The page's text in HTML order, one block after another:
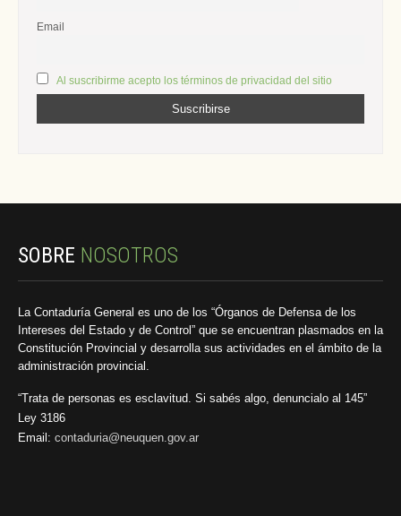
Email
Al suscribirme acepto los términos de privacidad del sitio
SOBRE NOSOTROS
La Contaduría General es uno de los “Órganos de Defensa de los
Intereses del Estado y de Control” que se encuentran plasmados en la
Constitución Provincial y desarrolla sus actividades en el ámbito de la
administración provincial.
“Trata de personas es esclavitud. Si sabés algo, denuncialo al 145”
Ley 3186
Email: contaduria@neuquen.gov.ar